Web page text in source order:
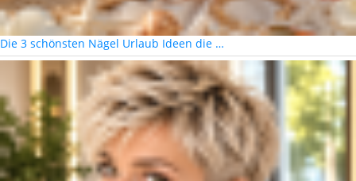
Die 3 schönsten Nägel Urlaub Ideen die …